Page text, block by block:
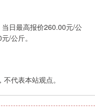
日最高报价260.00元/公
/公斤。
代表本站观点。